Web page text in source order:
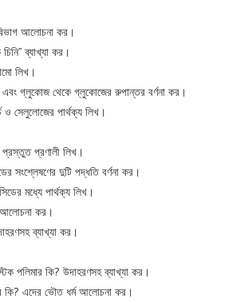
আলোচনা কর।
ব্যাখ্যা কর।
লিখ।
গ্লুকোজ থেকে গ্লুকোজের রুপান্তর বর্ণনা কর।
ও সেলুলোজের পার্থক্য লিখ।
প্রণালী লিখ।
সংশ্লেষণের দুটি পদ্ধতি বর্ণনা কর।
মধ্যে পার্থক্য লিখ।
আলোচনা কর।
ব্যাখ্যা কর।
পলিমার কি? উদাহরণসহ ব্যাখ্যা কর।
এদের ভৌত ধর্ম আলোচনা কর।